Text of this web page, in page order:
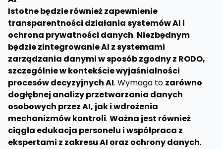
Istotne będzie również zapewnienie
transparentności działania systemów AI i
ochrona prywatności danych. Niezbędnym
będzie zintegrowanie AI z systemami
zarządzania danymi w sposób zgodny z RODO,
szczególnie w kontekście wyjaśnialności
procesów decyzyjnych AI. Wymaga to zarówno
dogłębnej analizy przetwarzania danych
osobowych przez AI, jak i wdrożenia
mechanizmów kontroli. Ważna jest również
ciągła edukacja personelu i współpraca z
ekspertami z zakresu AI oraz ochrony danych.